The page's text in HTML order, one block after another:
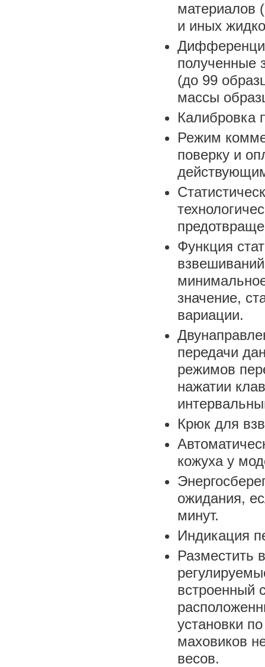
материалов
и иных
полученные
(до 99
массы
Калибровка
Режим
поверку и
Функция
значение,
вариации.
передачи
режимов
нажатии
Крюк для
кожуха у
ожидания,
минут.
Индикация
Разместить
встроенный
установки
маховиков
весов.